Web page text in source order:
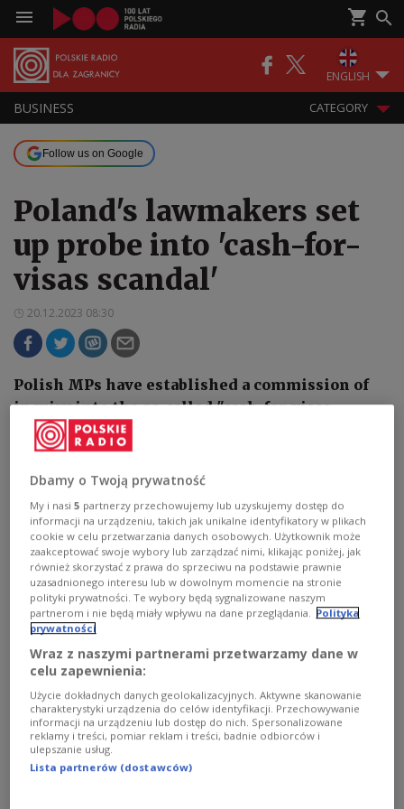
ENGLISH
BUSINESS CATEGORY
Follow us on Google
Poland's lawmakers set
up probe into 'cash-for-
visas scandal'
20.12.2023 08:30
Polish MPs have established a commission of
inquiry into the so-called "cash-for-visas
scandal," involving allegations that Polish
consulates overseas issued work visas to
migrants in exchange for bribes under the
previous conservative government.
Polish Sejm (lower house of parliament) in session on December 19,
2023. X/Polish Sejm
Dbamy o Twoją prywatność
My i nasi5 partnerzy przechowujemy lub uzyskujemy dostęp do
informacji na urządzeniu, takich jak unikalne identyfikatory w plikach
cookie w celu przetwarzania danych osobowych. Użytkownik może
zaakceptować swoje wybory lub zarządzać nimi, klikając poniżej, jak
również skorzystać z prawa do sprzeciwu na podstawie prawnie
uzasadnionego interesu lub w dowolnym momencie na stronie
polityki prywatności. Te wybory będą sygnalizowane naszym
partnerom i nie będą miały wpływu na dane przeglądania. Polityka
prywatności
Wraz z naszymi partnerami przetwarzamy dane w
celu zapewnienia:
Użycie dokładnych danych geolokalizacyjnych. Aktywne skanowanie
charakterystyki urządzenia do celów identyfikacji. Przechowywanie
informacji na urządzeniu lub dostęp do nich. Spersonalizowane
reklamy i treści, pomiar reklam i treści, badnie odbiorców i
ulepszanie usług.
Lista partnerów (dostawców)